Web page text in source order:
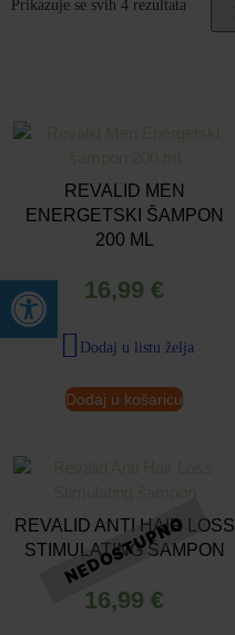
Prikazuje se svih 4 rezultata
REVALID MEN
ENERGETSKI ŠAMPON
200 ML
16,99 €
Dodaj u listu želja
Dodaj u košaricu
REVALID ANTI HAIR LOSS
STIMULATING ŠAMPON
16,99 €
Open toolbar